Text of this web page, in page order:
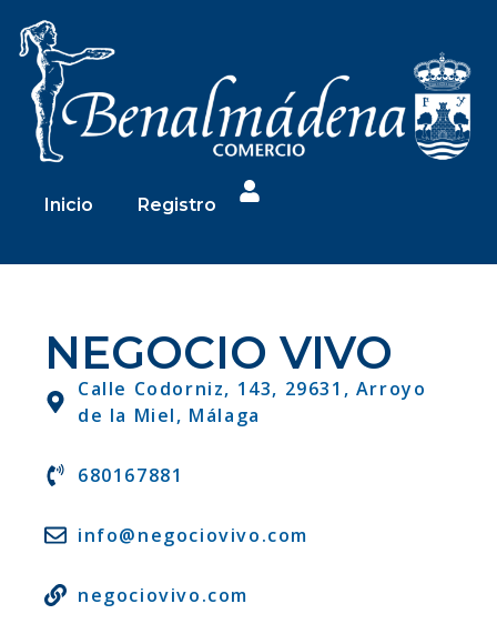
Inicio Registro
NEGOCIO VIVO
Calle Codorniz, 143, 29631, Arroyo
de la Miel, Málaga
680167881
info@negociovivo.com
negociovivo.com